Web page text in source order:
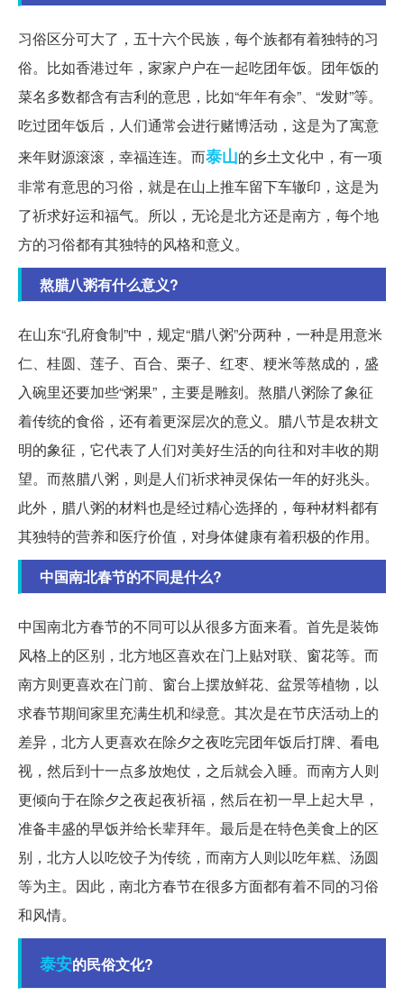
习俗区分可大了，五十六个民族，每个族都有着独特的习
俗。比如香港过年，家家户户在一起吃团年饭。团年饭的
菜名多数都含有吉利的意思，比如“年年有余”、“发财”等。
吃过团年饭后，人们通常会进行赌博活动，这是为了寓意
来年财源滚滚，幸福连连。而泰山的乡土文化中，有一项
非常有意思的习俗，就是在山上推车留下车辙印，这是为
了祈求好运和福气。所以，无论是北方还是南方，每个地
方的习俗都有其独特的风格和意义。
熬腊八粥有什么意义?
在山东“孔府食制”中，规定“腊八粥”分两种，一种是用意米
仁、桂圆、莲子、百合、栗子、红枣、粳米等熬成的，盛
入碗里还要加些“粥果”，主要是雕刻。熬腊八粥除了象征
着传统的食俗，还有着更深层次的意义。腊八节是农耕文
明的象征，它代表了人们对美好生活的向往和对丰收的期
望。而熬腊八粥，则是人们祈求神灵保佑一年的好兆头。
此外，腊八粥的材料也是经过精心选择的，每种材料都有
其独特的营养和医疗价值，对身体健康有着积极的作用。
中国南北春节的不同是什么?
中国南北方春节的不同可以从很多方面来看。首先是装饰
风格上的区别，北方地区喜欢在门上贴对联、窗花等。而
南方则更喜欢在门前、窗台上摆放鲜花、盆景等植物，以
求春节期间家里充满生机和绿意。其次是在节庆活动上的
差异，北方人更喜欢在除夕之夜吃完团年饭后打牌、看电
视，然后到十一点多放炮仗，之后就会入睡。而南方人则
更倾向于在除夕之夜起夜祈福，然后在初一早上起大早，
准备丰盛的早饭并给长辈拜年。最后是在特色美食上的区
别，北方人以吃饺子为传统，而南方人则以吃年糕、汤圆
等为主。因此，南北方春节在很多方面都有着不同的习俗
和风情。
泰安的民俗文化?